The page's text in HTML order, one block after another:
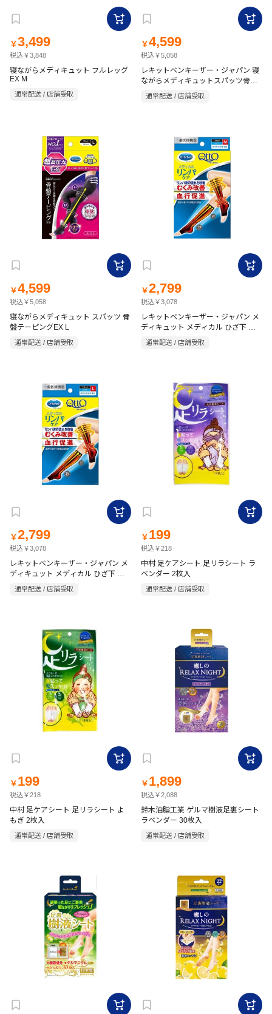
￥3,499
税込￥3,848
寝ながらメディキュット フルレッグ
EX M
通常配送 / 店舗受取
￥4,599
税込￥5,058
レキットベンキーザー・ジャパン 寝
ながらメディキュットスパッツ骨盤
EX Mサイズ
通常配送 / 店舗受取
￥4,599
税込￥5,058
寝ながらメディキュット スパッツ 骨
盤テーピングEX L
通常配送 / 店舗受取
￥2,799
税込￥3,078
レキットベンキーザー・ジャパン メ
ディキュット メディカル ひざ下 ブ
ラック M
通常配送 / 店舗受取
￥2,799
税込￥3,078
レキットベンキーザー・ジャパン メ
ディキュット メディカル ひざ下 ブ
ラック L
通常配送 / 店舗受取
￥ 199
税込￥218
中村 足ケアシート 足リラシート ラ
ベンダー 2枚入
通常配送 / 店舗受取
￥ 199
税込￥218
中村 足ケアシート 足リラシート よ
もぎ 2枚入
通常配送 / 店舗受取
￥ 1,899
税込￥2,088
鈴木油脂工業 ゲルマ樹液足裏シート
ラベンダー 30枚入
通常配送 / 店舗受取